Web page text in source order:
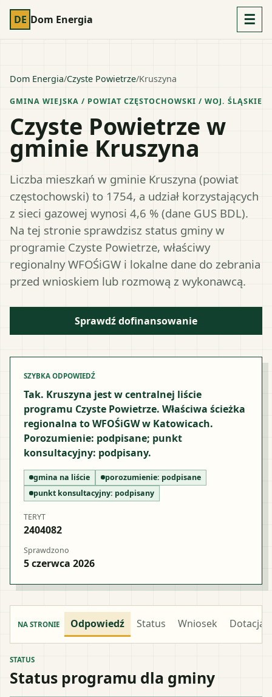
DE Dom Energia ☰
Dom Energia/Czyste Powietrze/Kruszyna
GMINA WIEJSKA / POWIAT CZĘSTOCHOWSKI / WOJ. ŚLĄSKIE
Czyste Powietrze w
gminie Kruszyna
Liczba mieszkań w gminie Kruszyna (powiat
częstochowski) to 1754, a udział korzystających
z sieci gazowej wynosi 4,6 % (dane GUS BDL).
Na tej stronie sprawdzisz status gminy w
programie Czyste Powietrze, właściwy
regionalny WFOŚiGW i lokalne dane do zebrania
przed wnioskiem lub rozmową z wykonawcą.
Sprawdź dofinansowanie
SZYBKA ODPOWIEDŹ
Tak. Kruszyna jest w centralnej liście
programu Czyste Powietrze. Właściwa ścieżka
regionalna to WFOŚiGW w Katowicach.
Porozumienie: podpisane; punkt
konsultacyjny: podpisany.
gmina na liście porozumienie: podpisane
punkt konsultacyjny: podpisany
TERYT
2404082
Sprawdzono
5 czerwca 2026
NA STRONIE Odpowiedź Status Wniosek Dotacja
STATUS
Status programu dla gminy